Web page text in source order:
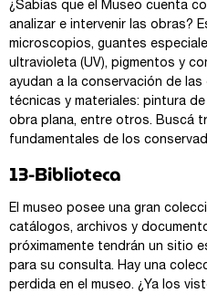
¿Sabías que el Museo cuenta
analizar e intervenir las obras?
microscopios, guantes
ultravioleta (UV), pigmentos y
ayudan a la conservación de
técnicas y materiales: pintura
obra plana, entre otros. Buscá
fundamentales de los
13-Biblioteca
El museo posee una gran
catálogos, archivos y
próximamente tendrán un sitio
para su consulta. Hay una
perdida en el museo. ¿Ya los